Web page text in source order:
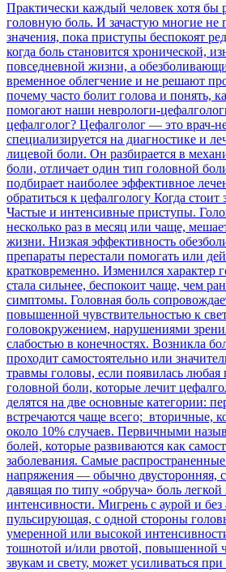
Практически каждый человек хотя бы
головную боль. И зачастую многие не
значения, пока приступы беспокоят
когда боль становится хронической,
повседневной жизни, а
временное облегчение и не решают
почему часто болит голова и понять,
помогают наши неврологи-
цефалголог? Цефалголог — это врач-
специализируется на диагностике и
лицевой боли. Он разбирается в
боли, отличает один тип головной
подбирает наиболее эффективное
обратиться к цефалгологу Когда стоит
Частые и интенсивные приступы.
несколько раз в месяц или чаще,
жизни. Низкая эффективность
препараты перестали помогать или
кратковременно. Изменился характер
стала сильнее, беспокоит чаще, чем
симптомы. Головная боль
повышенной чувствительностью к
головокружением, нарушениями
слабостью в конечностях. Возникла
проходит самостоятельно или
травмы головы, если появилась
головной боли, которые лечит
делятся на две основные категории:
встречаются чаще всего; вторичные,
около 10% случаев. Первичными
болей, которые развиваются как
заболевания. Самые
напряжения — обычно двусторонняя,
давящая по типу «обруча» боль
интенсивности. Мигрень с аурой и
пульсирующая, с одной стороны
умеренной или высокой
тошнотой и/или рвотой, повышенной
звукам и свету, может усиливаться